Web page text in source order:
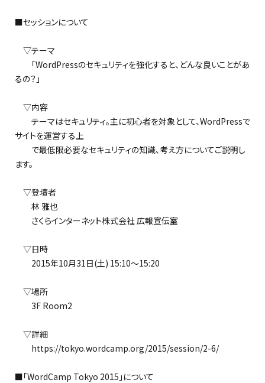
■セッションについて
▽テーマ
「WordPressのセキュリティを強化すると、どんな良いことがあ
るの？」
▽内容
テーマはセキュリティ。主に初心者を対象として、WordPressで
サイトを運営する上
で最低限必要なセキュリティの知識、考え方についてご説明し
ます。
▽登壇者
林 雅也
さくらインターネット株式会社 広報宣伝室
▽日時
2015年10月31日(土) 15:10～15:20
▽場所
3F Room2
▽詳細
https://tokyo.wordcamp.org/2015/session/2-6/
■「WordCamp Tokyo 2015」について